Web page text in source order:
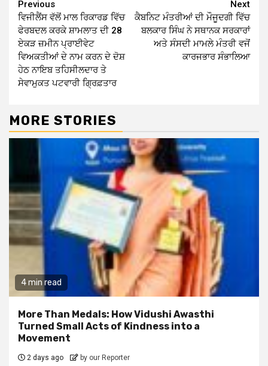
Continue
Reading
Previous
ਵਿਜੀਲੈਂਸ ਵੱਲੋਂ ਮਾਲ ਰਿਕਾਰਡ ਵਿੱਚ
ਫੇਰਬਦਲ ਕਰਕੇ ਸ਼ਾਮਲਾਤ ਦੀ 28
ਏਕੜ ਜ਼ਮੀਨ ਪ੍ਰਾਈਵੇਟ
ਵਿਅਕਤੀਆਂ ਦੇ ਨਾਮ ਕਰਨ ਦੇ ਦੋਸ਼
ਹੇਠ ਨਾਇਬ ਤਹਿਸੀਲਦਾਰ ਤੇ
ਸੇਵਾਮੁਕਤ ਪਟਵਾਰੀ ਗ੍ਰਿਫ਼ਤਾਰ
Next
ਕੈਬਨਿਟ ਮੰਤਰੀਆਂ ਦੀ ਮੌਜੂਦਗੀ ਵਿੱਚ
ਬਲਕਾਰ ਸਿੰਘ ਨੇ ਸਥਾਨਕ ਸਰਕਾਰਾਂ
ਅਤੇ ਸੰਸਦੀ ਮਾਮਲੇ ਮੰਤਰੀ ਵਜੋਂ
ਕਾਰਜਭਾਰ ਸੰਭਾਲਿਆ
MORE STORIES
4 min read
More Than Medals: How Vidushi Awasthi
Turned Small Acts of Kindness into a
Movement
2 days ago by our Reporter